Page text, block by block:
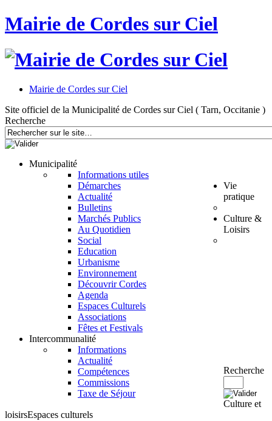
Mairie de Cordes sur Ciel
Mairie de Cordes sur Ciel
Site officiel de la Municipalité de Cordes sur Ciel ( Tarn, Occitanie )
Recherche
Municipalité
Informations utiles
Démarches
Actualité
Bulletins
Marchés Publics
Vie
pratique
Au Quotidien
Social
Education
Urbanisme
Environnement
Culture &
Loisirs
Découvrir Cordes
Agenda
Espaces Culturels
Associations
Fêtes et Festivals
Intercommunalité
Informations
Actualité
Compétences
Commissions
Taxe de Séjour
Recherche
Culture et
loisirsEspaces culturels